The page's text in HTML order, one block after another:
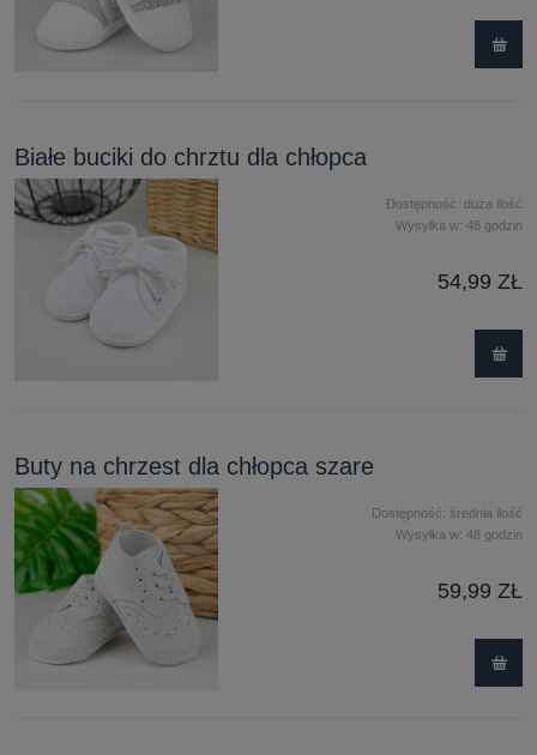
Białe buciki do chrztu dla chłopca
Dostępność: duża ilość
Wysyłka w: 48 godzin
54,99 ZŁ
Buty na chrzest dla chłopca szare
Dostępność: średnia ilość
Wysyłka w: 48 godzin
59,99 ZŁ